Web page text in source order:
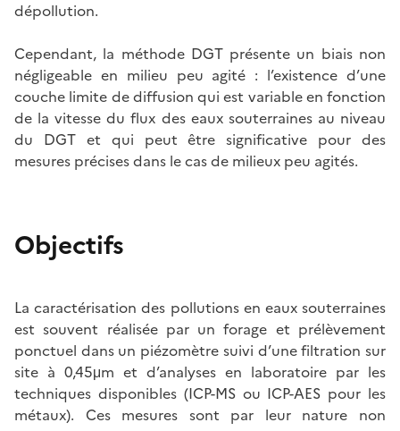
dépollution.
Cependant, la méthode DGT présente un biais non
négligeable en milieu peu agité : l’existence d’une
couche limite de diffusion qui est variable en fonction
de la vitesse du flux des eaux souterraines au niveau
du DGT et qui peut être significative pour des
mesures précises dans le cas de milieux peu agités.
Objectifs
La caractérisation des pollutions en eaux souterraines
est souvent réalisée par un forage et prélèvement
ponctuel dans un piézomètre suivi d’une filtration sur
site à 0,45μm et d’analyses en laboratoire par les
techniques disponibles (ICP-MS ou ICP-AES pour les
métaux). Ces mesures sont par leur nature non